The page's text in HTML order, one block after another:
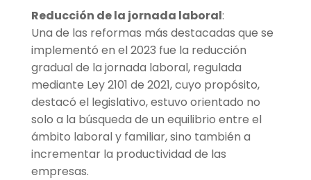
Reducción de la jornada laboral:
Una de las reformas más destacadas que se
implementó en el 2023 fue la reducción
gradual de la jornada laboral, regulada
mediante Ley 2101 de 2021, cuyo propósito,
destacó el legislativo, estuvo orientado no
solo a la búsqueda de un equilibrio entre el
ámbito laboral y familiar, sino también a
incrementar la productividad de las
empresas.